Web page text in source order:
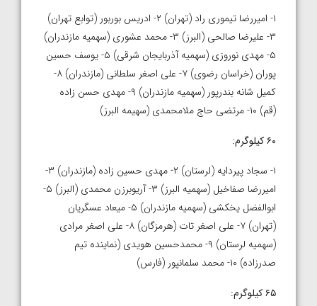
۱- امیررضا تیموری راد (تهران) ۲- ادریس بوربور (توابع تهران)
۳- علیرضا صالحی (البرز) ۳- محمد عشوری (سهمیه‌ مازندران)
۵- مهدی نوروزی (سهمیه آذربایجان شرقی) ۵- یوسف حسین
پوران (خراسان رضوی) ۷- علی اصغر سلطانی (مازندران) ۸-
کمیل شانه بندرپور (سهمیه مازندران) ۹- مهدی حسن زاده
(قم) ۱۰- مرتضی حاج ملامحمدی (سهیمه البرز)
۶۰ کیلوگرم:
۱- سجاد پیردایه (لرستان) ۲- مهدی حسین زاده (مازندران) ۳-
امیررضا صفاخیل (سهمیه البرز) ۳- آریوبرزن محمدی (البرز) ۵-
ابوالفضل یخکشی (سهمیه مازندران) ۵- میعاد عسگریان
(تهران) ۷- علی اصغر تات (هرمزگان) ۸- علی اصغر مرادی
(سهمیه لرستان) ۹- محمدحسین هویدی (نماینده تیم
صدرزاده) ۱۰- محمد سلمانپور (فارس)
۶۵ کیلوگرم: